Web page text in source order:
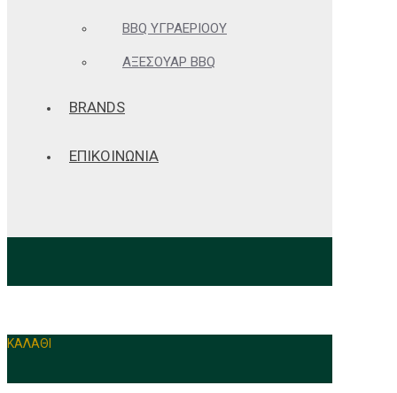
BBQ ΥΓΡΑΕΡΊΟΟΥ
ΑΞΕΣΟΥΆΡ BBQ
BRANDS
ΕΠΙΚΟΙΝΩΝΙΑ
ΚΑΛΑΘΙ